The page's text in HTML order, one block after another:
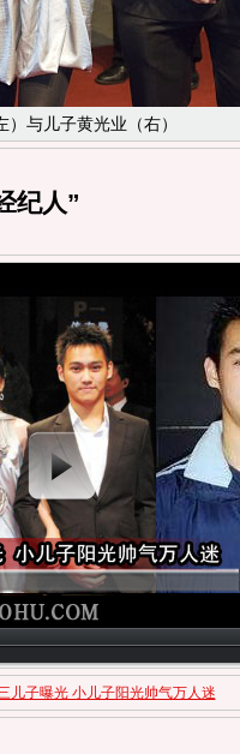
）与儿子黄光业（右）
人”
儿子曝光 小儿子阳光帅气万人迷